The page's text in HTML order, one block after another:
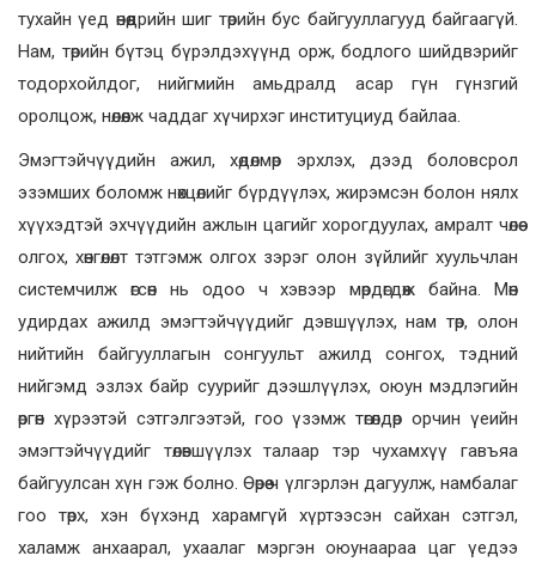
тухайн үед өнөөдрийн шиг төрийн бус байгууллагууд байгаагүй.
Нам, төрийн бүтэц бүрэлдэхүүнд орж, бодлого шийдвэрийг
тодорхойлдог, нийгмийн амьдралд асар гүн гүнзгий
оролцож, нөлөөлж чаддаг хүчирхэг институциуд байлаа.
Эмэгтэйчүүдийн ажил, хөдөлмөр эрхлэх, дээд боловсрол
эзэмших боломж нөхцөлийг бүрдүүлэх, жирэмсэн болон нялх
хүүхэдтэй эхчүүдийн ажлын цагийг хорогдуулах, амралт чөлөө
олгох, хөнгөлөлт тэтгэмж олгох зэрэг олон зүйлийг хуульчлан
системчилж өгсөн нь одоо ч хэвээр мөрдөгдөж байна. Мөн
удирдах ажилд эмэгтэйчүүдийг дэвшүүлэх, нам төр, олон
нийтийн байгууллагын сонгуульт ажилд сонгох, тэдний
нийгэмд эзлэх байр суурийг дээшлүүлэх, оюун мэдлэгийн
өргөн хүрээтэй сэтгэлгээтэй, гоо үзэмж төгөлдөр орчин үеийн
эмэгтэйчүүдийг төлөвшүүлэх талаар тэр чухамхүү гавъяа
байгуулсан хүн гэж болно. Өөрөө ч үлгэрлэн дагуулж, намбалаг
гоо төрх, хэн бүхэнд харамгүй хүртээсэн сайхан сэтгэл,
халамж анхаарал, ухаалаг мэргэн оюунаараа цаг үедээ